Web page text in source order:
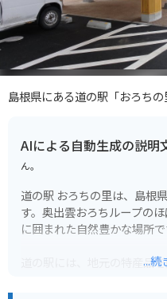
島根県にある道の駅「おろちの
AIによる自動生成の説明
ん。
道の駅 おろちの里は、島根
す。奥出雲おろちループの
に囲まれた自然豊かな場所で
道の駅には、地元の特産品
...続